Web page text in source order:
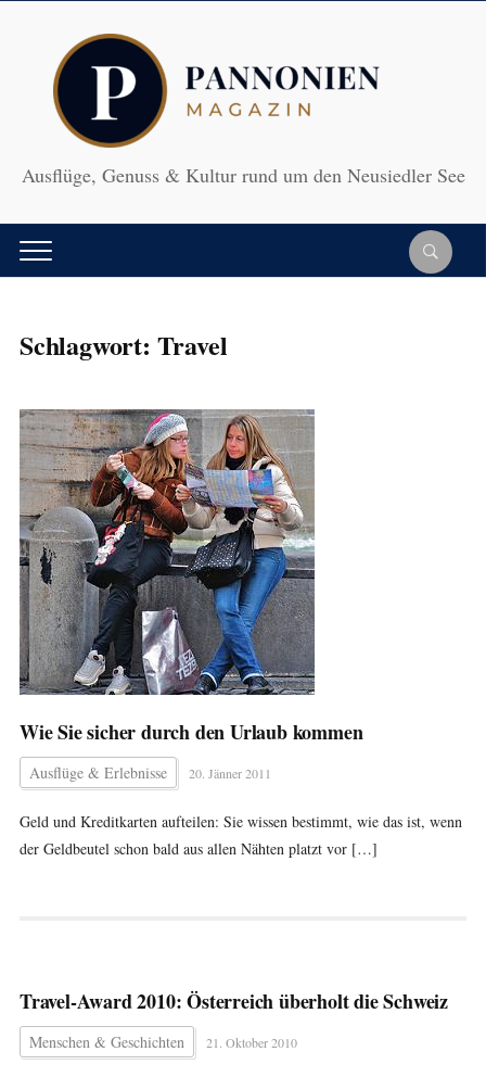
Ausflüge, Genuss & Kultur rund um den Neusiedler See
Schlagwort: Travel
Wie Sie sicher durch den Urlaub kommen
Ausflüge & Erlebnisse 20. Jänner 2011
Geld und Kreditkarten aufteilen: Sie wissen bestimmt, wie das ist, wenn
der Geldbeutel schon bald aus allen Nähten platzt vor […]
Travel-Award 2010: Österreich überholt die Schweiz
Menschen & Geschichten 21. Oktober 2010